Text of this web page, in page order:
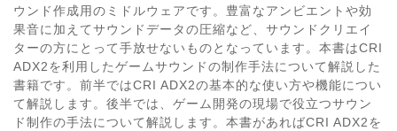
ウンド作成用のミドルウェアです。豊富なアンビエントや効
果音に加えてサウンドデータの圧縮など、サウンドクリエイ
ターの方にとって手放せないものとなっています。本書はCRI
ADX2を利用したゲームサウンドの制作手法について解説した
書籍です。前半ではCRI ADX2の基本的な使い方や機能につい
て解説します。後半では、ゲーム開発の現場で役立つサウン
ド制作の手法について解説します。本書があればCRI ADX2を